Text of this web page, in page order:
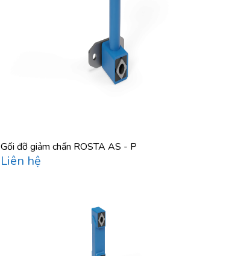
Gối đỡ giảm chấn ROSTA AS - P
Liên hệ